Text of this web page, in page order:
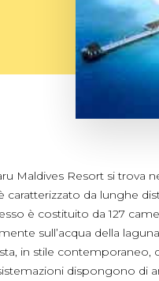
Maldives Resort si trova
caratterizzato da lunghe
è costituito da 127
sull’acqua della
in stile contemporaneo,
dispongono di